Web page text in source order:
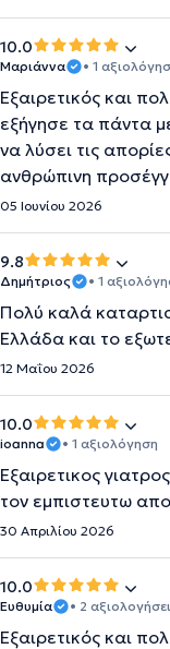
10.0
Μαριάννα • 1
Εξαιρετικός και
εξήγησε τα πάντα
να λύσει τις
ανθρώπινη
05 Ιουνίου 2026
9.8
Δημήτριος • 1
Πολύ καλά
Ελλάδα και το
12 Μαΐου 2026
10.0
ioanna • 1 αξιολόγηση
Εξαιρετικος
τον εμπιστευτω
30 Απριλίου 2026
10.0
Ευθυμία • 2
Εξαιρετικός και